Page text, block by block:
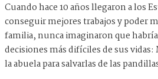
Cuando hace 10 años llegaron a los
conseguir mejores trabajos y poder
familia, nunca imaginaron que
decisiones más difíciles de sus vidas:
la abuela para salvarlas de las